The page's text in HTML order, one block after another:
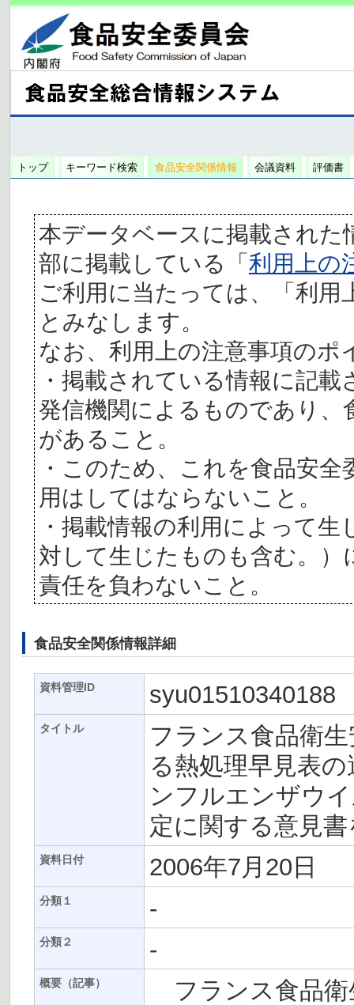
トップ キーワード検索 食品安全関係情報 会議資料 評価書
本データベースに掲載された
部に掲載している「利用上の
ご利用に当たっては、「利
とみなします。
なお、利用上の注意事項の
・掲載されている情報に記
発信機関によるものであり、
があること。
・このため、これを食品安
用はしてはならないこと。
・掲載情報の利用によって
対して生じたものも含む。
責任を負わないこと。
食品安全関係情報詳細
資料管理ID syu01510340188
タイトル
フランス食品衛
る熱処理早見表
ンフルエンザウ
定に関する意見
資料日付 2006年7月20日
分類１ -
分類２ -
概要（記事）
フランス食品衛